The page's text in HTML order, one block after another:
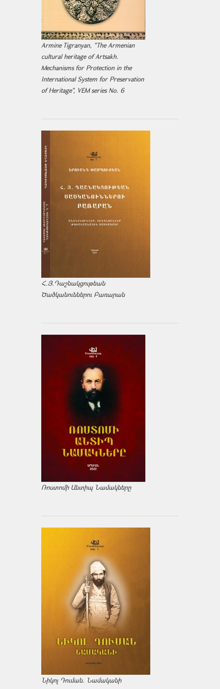
Armine Tigranyan, "The Armenian
cultural heritage of Artsakh.
Mechanisms for Protection in the
International System for Preservation
of Heritage", VEM series No. 6
Հ.Յ.Դաշնակցութեան
Ծածկանուններու Բառարան
Ռոստոմի Անտիպ Նամակները
Նիկոլ Դուման. Նամականի